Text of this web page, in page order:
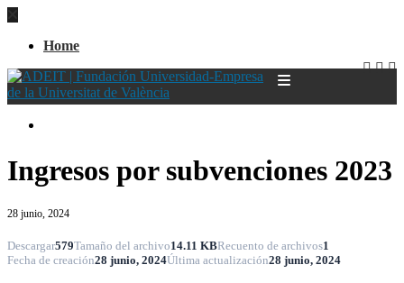
Home
Ingresos por subvenciones 2023
28 junio, 2024
Descargar579Tamaño del archivo14.11 KBRecuento de archivos1
Fecha de creación28 junio, 2024Última actualización28 junio, 2024